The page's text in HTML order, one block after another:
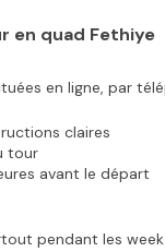
en quad Fethiye
en ligne, par
claires
tour
avant le départ
pendant les